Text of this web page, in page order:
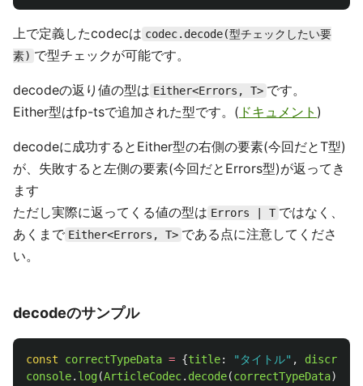
上で定義したcodecは codec.decode(型チェックしたい要
素) で型チェックが可能です。
decodeの返り値の型は Either<Errors, T> です。
Either型はfp-tsで追加された型です。( ドキュメント )
decodeに成功するとEither型の右側の要素(今回だとT型)
が、失敗すると左側の要素(今回だとErrors型)が返ってき
ます
ただし実際に返ってくる値の型は Errors | T ではなく、
あくまで Either<Errors, T> である点に注意してくださ
い。
decodeのサンプル
const correctTypeData = {title: " タイトル" ,
console. log(ArticleCodec. decode(correctTypeData));